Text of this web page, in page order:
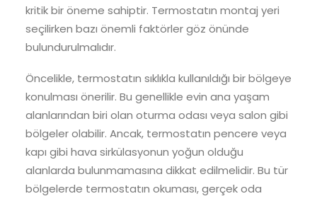
kritik bir öneme sahiptir. Termostatın montaj yeri
seçilirken bazı önemli faktörler göz önünde
bulundurulmalıdır.
Öncelikle, termostatın sıklıkla kullanıldığı bir bölgeye
konulması önerilir. Bu genellikle evin ana yaşam
alanlarından biri olan oturma odası veya salon gibi
bölgeler olabilir. Ancak, termostatın pencere veya
kapı gibi hava sirkülasyonun yoğun olduğu
alanlarda bulunmamasına dikkat edilmelidir. Bu tür
bölgelerde termostatın okuması, gerçek oda